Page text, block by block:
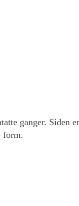
ganger. Siden
form.